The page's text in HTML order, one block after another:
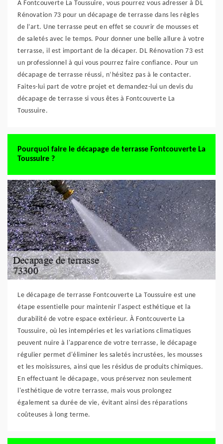
À Fontcouverte La Toussuire, vous pourrez vous adresser à DL
Rénovation 73 pour un décapage de terrasse dans les règles
de l’art. Une terrasse peut en effet se couvrir de mousses et
de saletés avec le temps. Pour donner une belle allure à votre
terrasse, il est important de la décaper. DL Rénovation 73 est
un professionnel à qui vous pourrez faire confiance. Pour un
décapage de terrasse réussi, n’hésitez pas à le contacter.
Faites-lui part de votre projet et demandez-lui un devis du
décapage de terrasse si vous êtes à Fontcouverte La
Toussuire.
Pourquoi faire le décapage de terrasse Fontcouverte La
Toussuire ?
Le décapage de terrasse Fontcouverte La Toussuire est une
étape essentielle pour maintenir l'aspect esthétique et la
durabilité de votre espace extérieur. À Fontcouverte La
Toussuire, où les intempéries et les variations climatiques
peuvent nuire à l'apparence de votre terrasse, le décapage
régulier permet d'éliminer les saletés incrustées, les mousses
et les moisissures, ainsi que les résidus de produits chimiques.
En effectuant le décapage, vous préservez non seulement
l'esthétique de votre terrasse, mais vous prolongez
également sa durée de vie, évitant ainsi des réparations
coûteuses à long terme.